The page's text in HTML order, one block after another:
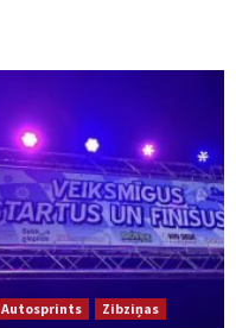
Autosprints Zibziņas